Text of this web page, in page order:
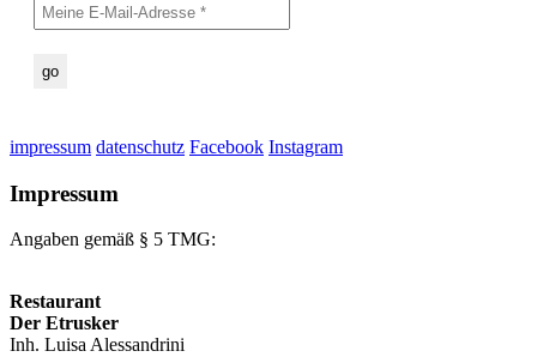
impressum datenschutz Facebook Instagram
Impressum
Angaben gemäß § 5 TMG:
Restaurant
Der Etrusker
Inh. Luisa Alessandrini